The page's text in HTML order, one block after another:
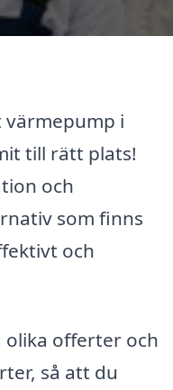
i
till rätt plats!
och
som finns
och
offerter och
så att du